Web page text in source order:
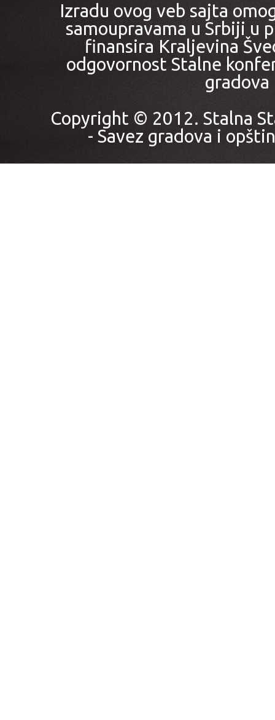
Izradu ovog veb sajta
samoupravama u Srbiji u
finansira Kraljevina
odgovornost Stalne
gradova
Copyright © 2012. Stalna
- Savez gradova i